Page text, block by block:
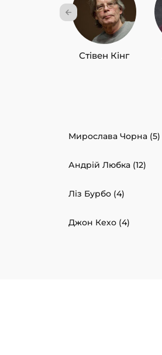
Стівен Кінг
Мирослава Чорна (5)
Андрій Любка (12)
Ліз Бурбо (4)
Джон Кехо (4)